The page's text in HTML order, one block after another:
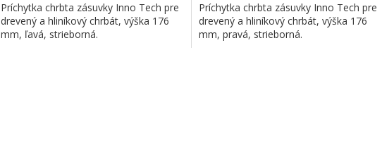
Príchytka chrbta zásuvky Inno Tech pre
drevený a hliníkový chrbát, výška 176
mm, ľavá, strieborná.
Príchytka chrbta zásuvky Inno Tech pre
drevený a hliníkový chrbát, výška 176
mm, pravá, strieborná.